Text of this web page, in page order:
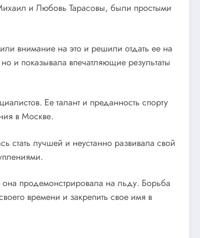
и Любовь Тарасовы, были простыми
внимание на это и решили отдать ее на
и показывала впечатляющие результаты
Ее талант и преданность спорту
в Москве.
стать лучшей и неустанно развивала свой
продемонстрировала на льду. Борьба
времени и закрепить свое имя в